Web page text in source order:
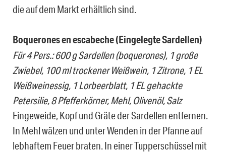
die auf dem Markt erhältlich sind.
Boquerones en escabeche (Eingelegte Sardellen)
Für 4 Pers.: 600 g Sardellen (boquerones), 1 große
Zwiebel, 100 ml trockener Weißwein, 1 Zitrone, 1 EL
Weißweinessig, 1 Lorbeerblatt, 1 EL gehackte
Petersilie, 8 Pfefferkörner, Mehl, Olivenöl, Salz
Eingeweide, Kopf und Gräte der Sardellen entfernen.
In Mehl wälzen und unter Wenden in der Pfanne auf
lebhaftem Feuer braten. In einer Tupperschüssel mit